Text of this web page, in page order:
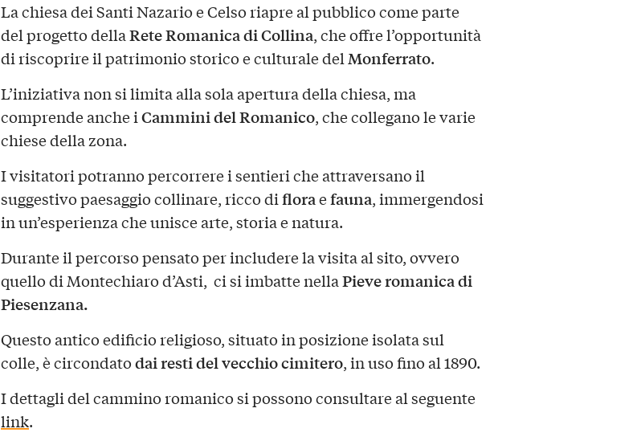
La chiesa dei Santi Nazario e Celso riapre al pubblico come parte
del progetto dellaRete Romanica di Collina, che offre l’opportunità
di riscoprire il patrimonio storico e culturale delMonferrato.
L’iniziativa non si limita alla sola apertura della chiesa, ma
comprende anche iCammini del Romanico, che collegano le varie
chiese della zona.
I visitatori potranno percorrere i sentieri che attraversano il
suggestivo paesaggio collinare, ricco difloraefauna, immergendosi
in un’esperienza che unisce arte, storia e natura.
Durante il percorso pensato per includere la visita al sito, ovvero
quello di Montechiaro d’Asti, ci si imbatte nellaPieve romanica di
Piesenzana.
Questo antico edificio religioso, situato in posizione isolata sul
colle, è circondatodai resti del vecchio cimitero, in uso fino al 1890.
I dettagli del cammino romanico si possono consultare al seguente
link.